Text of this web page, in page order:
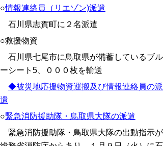
○情報連絡員（リエゾン)派遣
石川県志賀町に２名派遣
○救援物資
石川県七尾市に鳥取県が備蓄しているブル
ーシート5、０００枚を輸送
◆被災地応援物資運搬及び情報連絡員の派
遣
○緊急消防援助隊・鳥取県大隊の派遣
緊急消防援助隊・鳥取県大隊の出動指示が